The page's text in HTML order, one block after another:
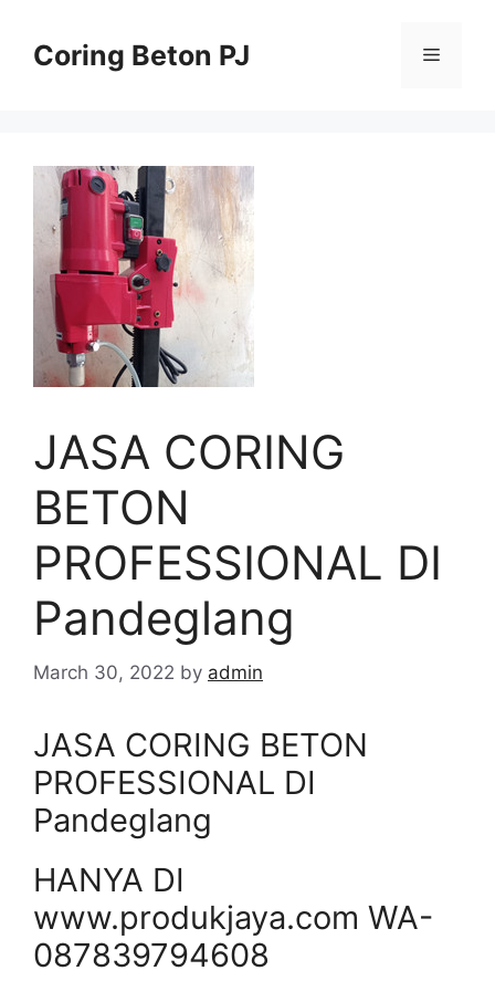
contentCoring Beton PJ Menu
JASA CORING
BETON
PROFESSIONAL DI
Pandeglang
March 30, 2022 by admin
JASA CORING BETON
PROFESSIONAL DI
Pandeglang
HANYA DI
www.produkjaya.com WA-
087839794608